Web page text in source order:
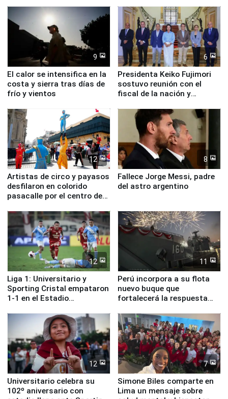
9
El calor se intensifica en la
costa y sierra tras días de
frío y vientos
6
Presidenta Keiko Fujimori
sostuvo reunión con el
fiscal de la nación y
12
Artistas de circo y payasos
desfilaron en colorido
pasacalle por el centro de
8
Fallece Jorge Messi, padre
del astro argentino
12
Liga 1: Universitario y
Sporting Cristal empataron
1-1 en el Estadio
11
Perú incorpora a su flota
nuevo buque que
fortalecerá la respuesta
12
Universitario celebra su
102º aniversario con
7
Simone Biles comparte en
Lima un mensaje sobre